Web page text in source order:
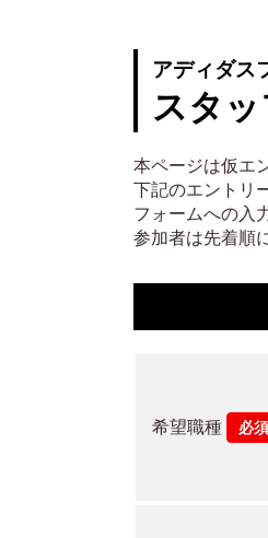
アディダス
スタ
本ページは仮エ
下記のエントリ
フォームへの入
参加者は先着順
希望職種 必須